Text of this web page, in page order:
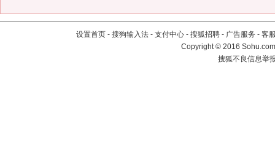
设置首页 - 搜狗输入法 - 支付中心 - 搜狐招聘 - 广告服务 - 客
Copyright©2016
搜狐不良信息举